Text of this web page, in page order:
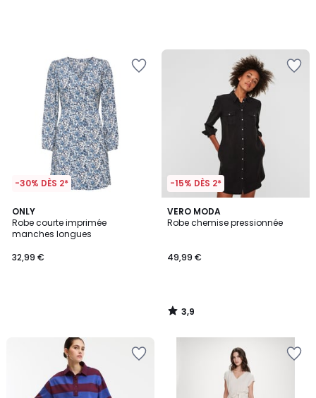
-30% DÈS 2*
ONLY
Robe courte imprimée
manches longues
32,99 €
-15% DÈS 2*
VERO MODA
Robe chemise pressionnée
49,99 €
3,9
/ 5
3,9
/